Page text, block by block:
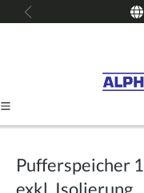
springen
Pufferspeicher
exkl. Isolierung